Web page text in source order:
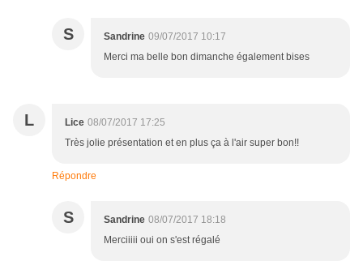
S Sandrine 09/07/2017 10:17
Merci ma belle bon dimanche également bises
L Lice 08/07/2017 17:25
Très jolie présentation et en plus ça à l'air super bon!!
Répondre
S Sandrine 08/07/2017 18:18
Merciiiii oui on s'est régalé